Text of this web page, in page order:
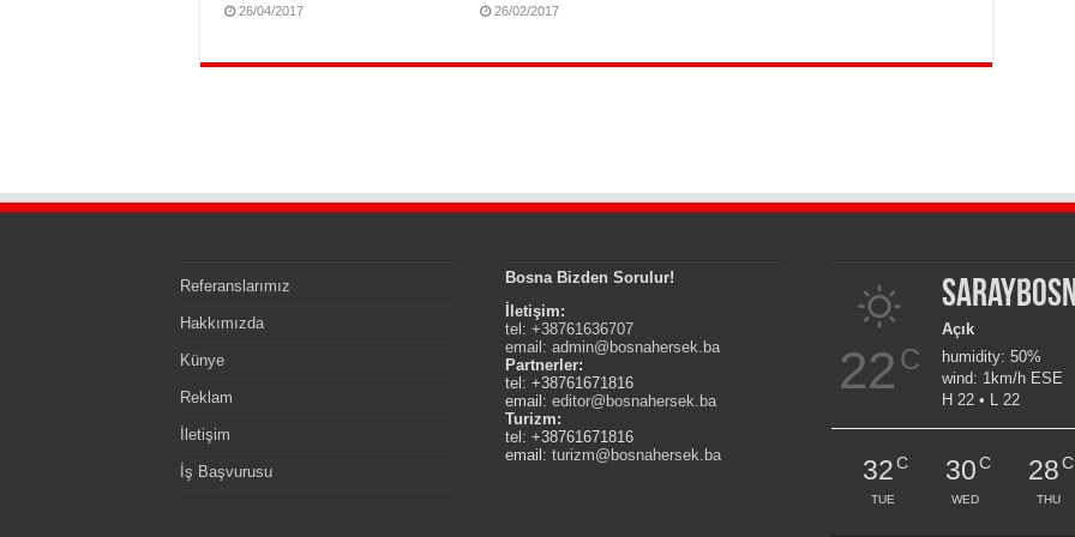
26/04/2017 26/02/2017
Referanslarımız
Hakkımızda
Künye
Reklam
İletişim
İş Başvurusu
Bosna Bizden Sorulur!
İletişim:
tel: +38761636707
email:admin@bosnahersek.ba
Partnerler:
tel: +38761671816
email:editor@bosnahersek.ba
Turizm:
tel: +38761671816
email:turizm@bosnahersek.ba
22 C
Açık
humidity: 50%
wind: 1km/h ESE
H 22 • L 22
32C
TUE
30C
WED
28C
THU